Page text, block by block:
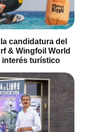
candidatura del
& Wingfoil World
interés turístico